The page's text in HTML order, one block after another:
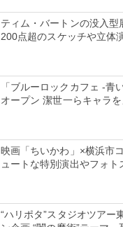
ティム・バートンの没入型
200点超のスケッチや立体
「ブルーロックカフェ -青
オープン 潔世一らキャラ
映画「ちいかわ」×横浜市
ュートな特別演出やフォト
“ハリポタ”スタジオツアー